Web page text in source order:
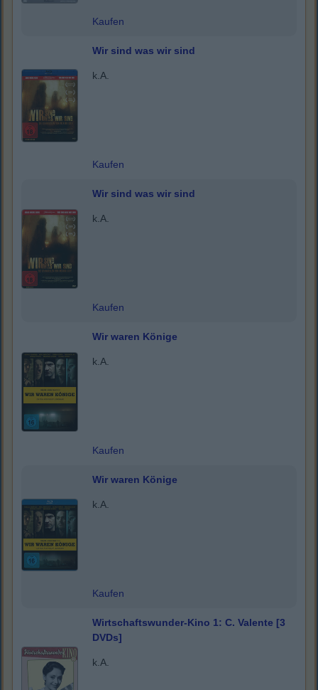
Kaufen
Wir sind was wir sind
k.A.
Kaufen
Wir sind was wir sind
k.A.
Kaufen
Wir waren Könige
k.A.
Kaufen
Wir waren Könige
k.A.
Kaufen
Wirtschaftswunder-Kino 1: C. Valente [3
DVDs]
k.A.